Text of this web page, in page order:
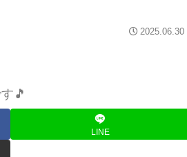
2025.06.30
🎵
LINE